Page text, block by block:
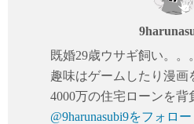
既婚29歳ウサギ飼い。。。
趣味はゲームしたり漫画
4000万の住宅ローンを背
@9harunasubi9をフォロー